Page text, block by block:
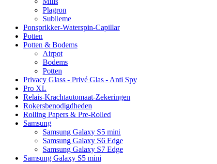
Plagron
Sublieme
Ponsprikker-Waterspin-Capillar
Potten
Potten & Bodems
Airpot
Bodems
Potten
Privacy Glass - Privé Glas - Anti Spy
Pro XL
Relais-Krachtautomaat-Zekeringen
Rokersbenodigdheden
Rolling Papers & Pre-Rolled
Samsung
Samsung Galaxy S5 mini
Samsung Galaxy S6 Edge
Samsung Galaxy S7 Edge
Samsung Galaxy S5 mini